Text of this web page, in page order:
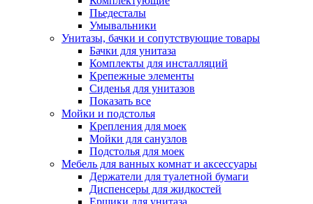
Пьедесталы
Умывальники
Унитазы, бачки и сопутствующие товары
Бачки для унитаза
Комплекты для инсталляций
Крепежные элементы
Сиденья для унитазов
Показать все
Мойки и подстолья
Крепления для моек
Мойки для санузлов
Подстолья для моек
Мебель для ванных комнат и аксессуары
Держатели для туалетной бумаги
Диспенсеры для жидкостей
Ершики для унитаза